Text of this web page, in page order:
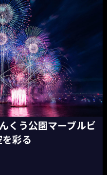
くう公園マーブルビ
彩る